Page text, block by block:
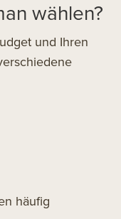
wählen?
und Ihren
häufig